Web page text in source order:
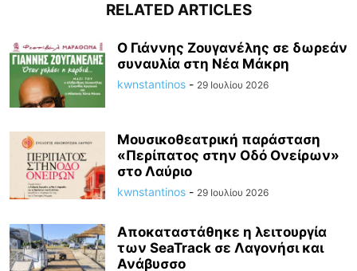
RELATED ARTICLES
Ο Γιάννης Ζουγανέλης σε δωρεάν
συναυλία στη Νέα Μάκρη
kwnstantinos - 29 Ιουλίου 2026
Μουσικοθεατρική παράσταση
«Περίπατος στην Οδό Ονείρων»
στο Λαύριο
kwnstantinos - 29 Ιουλίου 2026
Αποκαταστάθηκε η λειτουργία
των SeaTrack σε Λαγονήσι και
Ανάβυσσο